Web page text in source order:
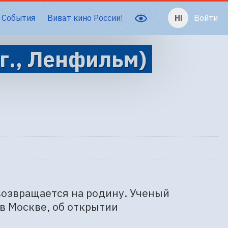
События Виват кино России! Войти
Ленфильм)
на родину. Ученый
Москве, об открытии